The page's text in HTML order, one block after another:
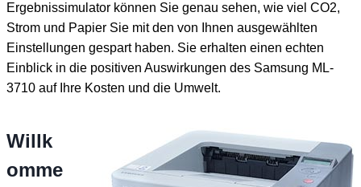
Ergebnissimulator können Sie genau sehen, wie viel CO2,
Strom und Papier Sie mit den von Ihnen ausgewählten
Einstellungen gespart haben. Sie erhalten einen echten
Einblick in die positiven Auswirkungen des Samsung ML-
3710 auf Ihre Kosten und die Umwelt.
Willk
omme